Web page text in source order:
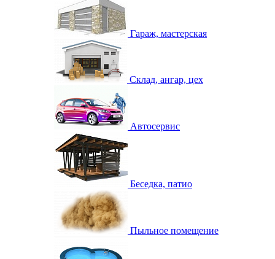
Гараж, мастерская
Склад, ангар, цех
Автосервис
Беседка, патио
Пыльное помещение